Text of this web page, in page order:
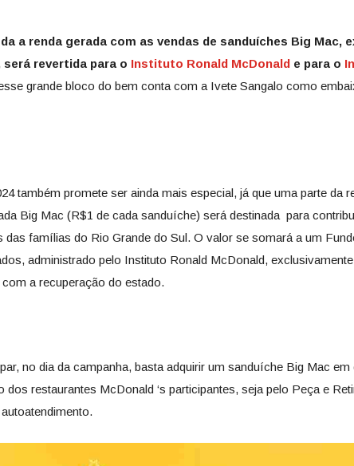
a renda gerada com as vendas de sanduíches Big Mac,
revertida para o Instituto Ronald McDonald e para o
grande bloco do bem conta com a Ivete Sangalo como
também promete ser ainda mais especial, já que uma parte da
Big Mac (R$1 de cada sanduíche) será destinada para
das famílias do Rio Grande do Sul. O valor se somará a um
administrado pelo Instituto Ronald McDonald,
a recuperação do estado.
no dia da campanha, basta adquirir um sanduíche Big Mac em
dos restaurantes McDonald ‘s participantes, seja pelo Peça e